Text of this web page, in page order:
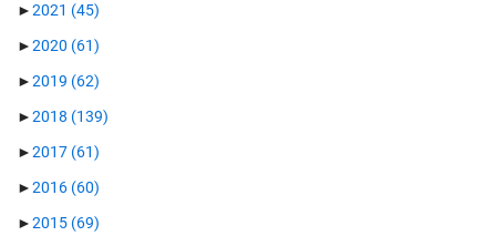
►2021 (45)
►2020 (61)
►2019 (62)
►2018 (139)
►2017 (61)
►2016 (60)
►2015 (69)